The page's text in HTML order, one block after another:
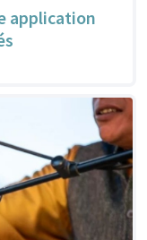
application